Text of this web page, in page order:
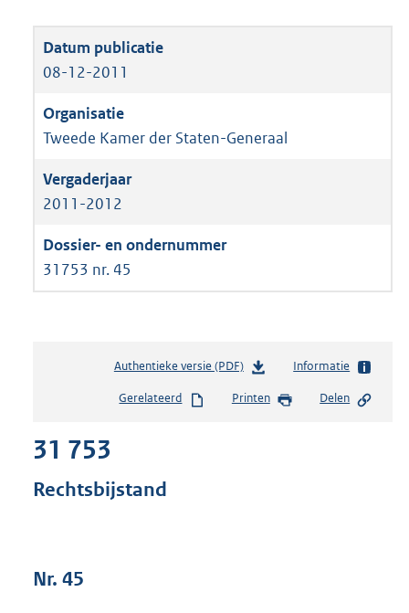
08-12-2011
Tweede Kamer der Staten-Generaal
2011-2012
31753 nr. 45
Authentieke versie (PDF)b
s
Informatie
Gerelateerd Printen Delen
31 753
Rechtsbijstand
Nr. 45